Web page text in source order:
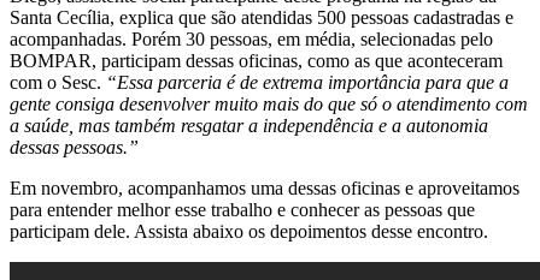
Santa Cecília, explica que são atendidas 500 pessoas cadastradas e
acompanhadas. Porém 30 pessoas, em média, selecionadas pelo
BOMPAR, participam dessas oficinas, como as que aconteceram
com o Sesc. “Essa parceria é de extrema importância para que a
gente consiga desenvolver muito mais do que só o atendimento com
a saúde, mas também resgatar a independência e a autonomia
dessas pessoas.”
Em novembro, acompanhamos uma dessas oficinas e aproveitamos
para entender melhor esse trabalho e conhecer as pessoas que
participam dele. Assista abaixo os depoimentos desse encontro.